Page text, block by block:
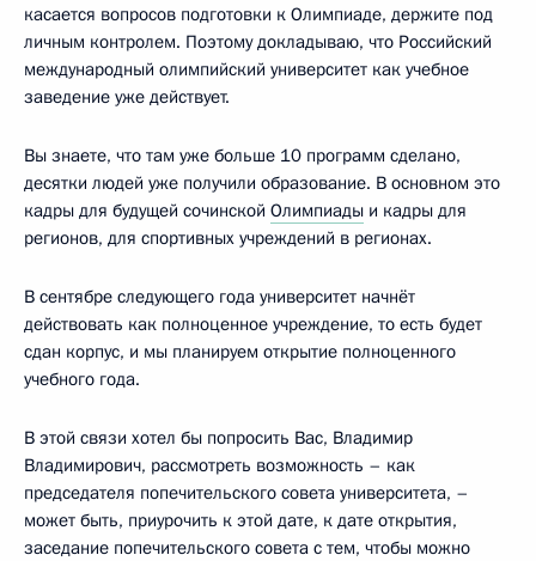
касается вопросов подготовки к Олимпиаде, держите под
личным контролем. Поэтому докладываю, что Российский
международный олимпийский университет как учебное
заведение уже действует.
Вы знаете, что там уже больше 10 программ сделано,
десятки людей уже получили образование. В основном это
кадры для будущей сочинской Олимпиады и кадры для
регионов, для спортивных учреждений в регионах.
В сентябре следующего года университет начнёт
действовать как полноценное учреждение, то есть будет
сдан корпус, и мы планируем открытие полноценного
учебного года.
В этой связи хотел бы попросить Вас, Владимир
Владимирович, рассмотреть возможность – как
председателя попечительского совета университета, –
может быть, приурочить к этой дате, к дате открытия,
заседание попечительского совета с тем, чтобы можно